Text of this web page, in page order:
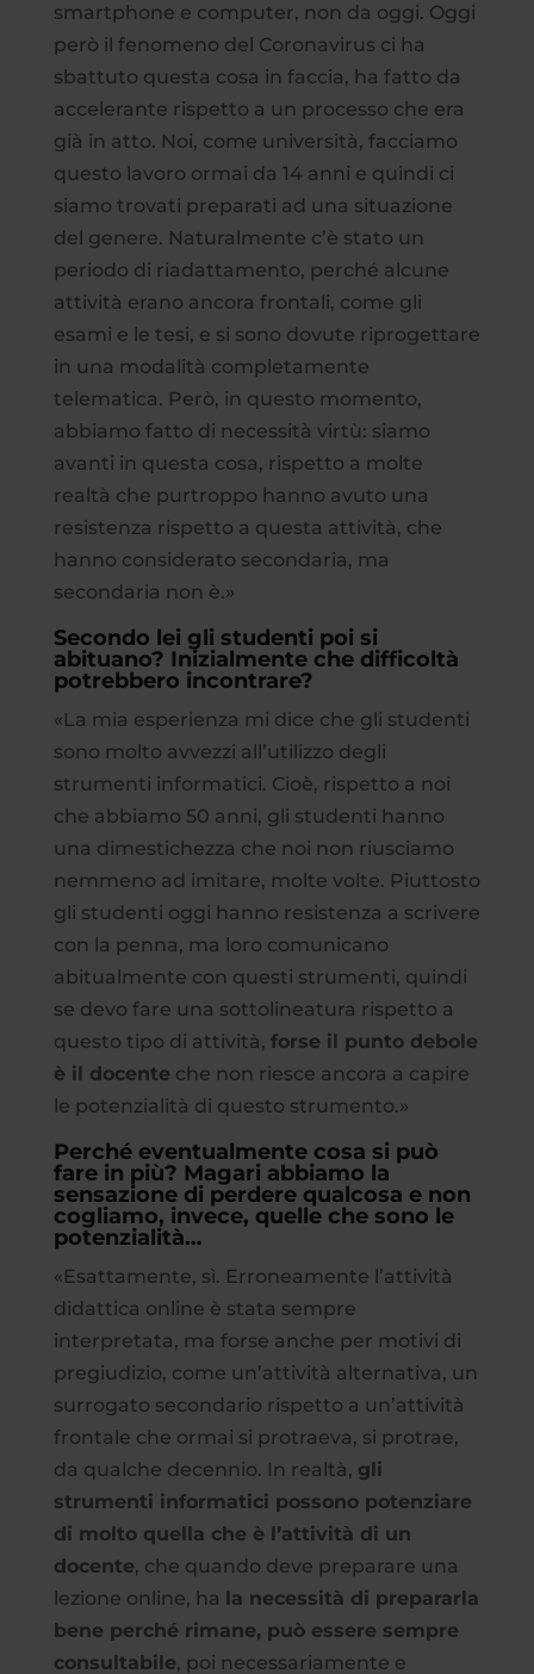
smartphone e computer, non da oggi. Oggi
però il fenomeno del Coronavirus ci ha
sbattuto questa cosa in faccia, ha fatto da
accelerante rispetto a un processo che era
già in atto. Noi, come università, facciamo
questo lavoro ormai da 14 anni e quindi ci
siamo trovati preparati ad una situazione
del genere. Naturalmente c’è stato un
periodo di riadattamento, perché alcune
attività erano ancora frontali, come gli
esami e le tesi, e si sono dovute riprogettare
in una modalità completamente
telematica. Però, in questo momento,
abbiamo fatto di necessità virtù: siamo
avanti in questa cosa, rispetto a molte
realtà che purtroppo hanno avuto una
resistenza rispetto a questa attività, che
hanno considerato secondaria, ma
secondaria non è.»
Secondo lei gli studenti poi si
abituano? Inizialmente che difficoltà
potrebbero incontrare?
«La mia esperienza mi dice che gli studenti
sono molto avvezzi all’utilizzo degli
strumenti informatici. Cioè, rispetto a noi
che abbiamo 50 anni, gli studenti hanno
una dimestichezza che noi non riusciamo
nemmeno ad imitare, molte volte. Piuttosto
gli studenti oggi hanno resistenza a scrivere
con la penna, ma loro comunicano
abitualmente con questi strumenti, quindi
se devo fare una sottolineatura rispetto a
questo tipo di attività, forse il punto debole
è il docente che non riesce ancora a capire
le potenzialità di questo strumento.»
Perché eventualmente cosa si può
fare in più? Magari abbiamo la
sensazione di perdere qualcosa e non
cogliamo, invece, quelle che sono le
potenzialità…
«Esattamente, sì. Erroneamente l’attività
didattica online è stata sempre
interpretata, ma forse anche per motivi di
pregiudizio, come un’attività alternativa, un
surrogato secondario rispetto a un’attività
frontale che ormai si protraeva, si protrae,
da qualche decennio. In realtà, gli
strumenti informatici possono potenziare
di molto quella che è l’attività di un
docente, che quando deve preparare una
lezione online, ha
la necessità di prepararla
bene perché rimane, può essere sempre
consultabile, poi necessariamente e